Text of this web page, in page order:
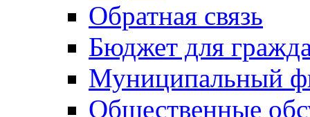
Обратная связь
Бюджет для
Муниципальный
Общественные